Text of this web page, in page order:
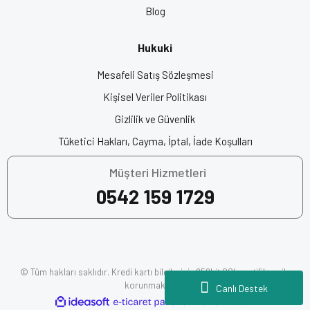
Canlı Destek
Fiyatları, Motosiklet Ekipman, Motorcu Kaskı, Motosiklet Kask
Blog
Hukuki
Mesafeli Satış Sözleşmesi
Kişisel Veriler Politikası
Gizlilik ve Güvenlik
Tüketici Hakları, Cayma, İptal, İade Koşulları
Müşteri Hizmetleri
0542 159 1729
© Tüm hakları saklıdır. Kredi kartı bilgileriniz 256bit SSL sertifikası ile
korunmaktadır.
ideasoft